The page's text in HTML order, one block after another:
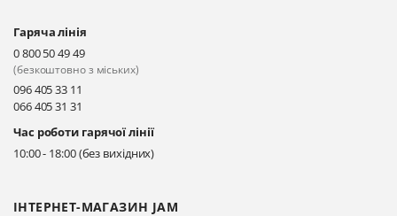
ІНТЕРНЕТ-МАГАЗИН JAM
Гаряча лінія
0 800 50 49 49
(безкоштовно з міських)
096 405 33 11
066 405 31 31
Час роботи гарячої лінії
10:00 - 18:00 (без вихідних)